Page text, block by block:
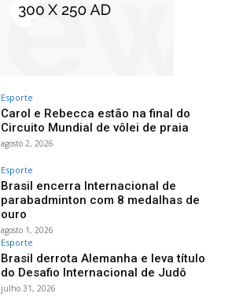
Esporte
Carol e Rebecca estão na final do
Circuito Mundial de vôlei de praia
agosto 2, 2026
Esporte
Brasil encerra Internacional de
parabadminton com 8 medalhas de
ouro
agosto 1, 2026
Esporte
Brasil derrota Alemanha e leva título
do Desafio Internacional de Judô
julho 31, 2026